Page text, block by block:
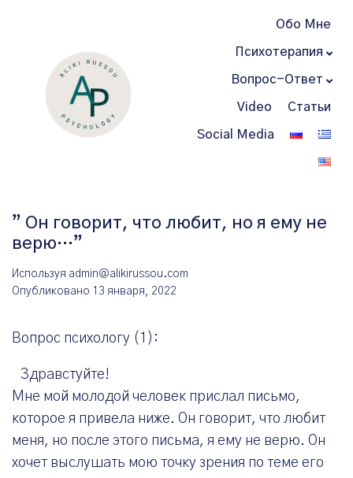
Обо Мне
Психотерапия
Вопрос-Ответ
Video Статьи
Social Media
” Он говорит, что любит, но я ему не
верю…”
Используя admin@alikirussou.com
Опубликовано
13 января, 2022
Вопрос психологу (1):
Здравстуйте!
Мне мой молодой человек прислал письмо,
которое я привела ниже. Он говорит, что любит
меня, но после этого письма, я ему не верю. Он
хочет выслушать мою точку зрения по теме его